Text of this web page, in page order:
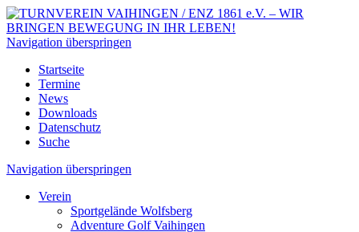
Navigation überspringen
Startseite
Termine
News
Downloads
Datenschutz
Suche
Navigation überspringen
Verein
Sportgelände Wolfsberg
Adventure Golf Vaihingen